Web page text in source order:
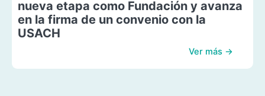
nueva etapa como Fundación y avanza
en la firma de un convenio con la
USACH
Ver más →